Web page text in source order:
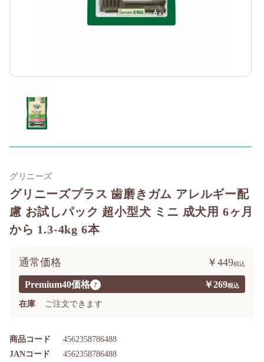
グリニーズプラス 歯磨きガム アレルギー配
慮 お試しパック 超小型犬 ミニ 成犬用 6ヶ月
から 1.3-4kg 6本
Premium40価格 ? ￥269
通常価格 ￥449
在庫 ご注文できます
商品コード 4562358786488
JANコード 4562358786488
グリニーズ